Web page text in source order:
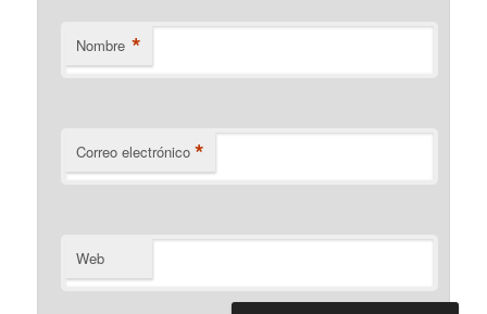
Nombre *
Correo electrónico *
Web